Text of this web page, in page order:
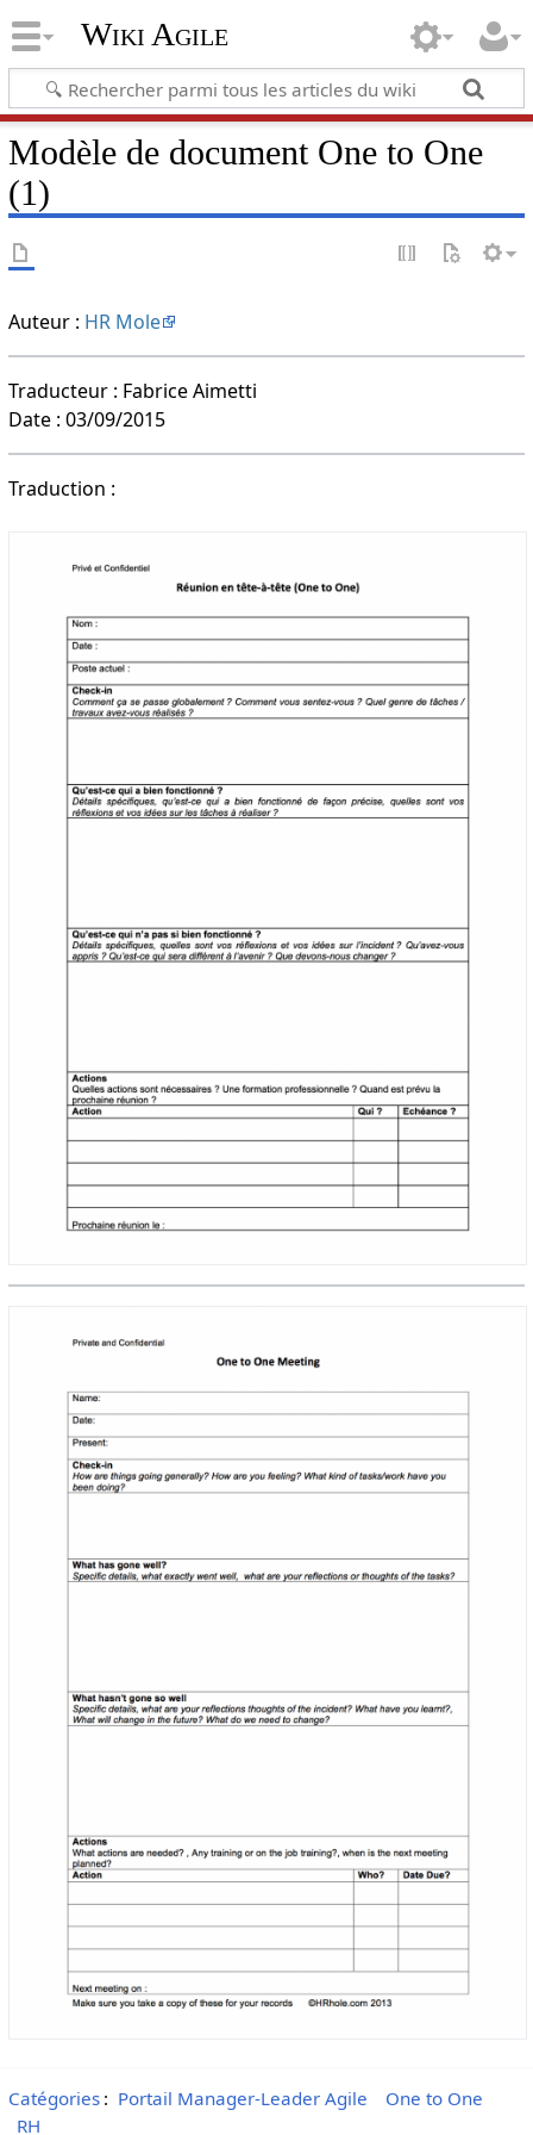
Wiki Agile
Modèle de document One to One
(1)
Auteur : HR Mole
Traducteur : Fabrice Aimetti
Date : 03/09/2015
Traduction :
Catégories: Portail Manager-Leader Agile
One to One
RH